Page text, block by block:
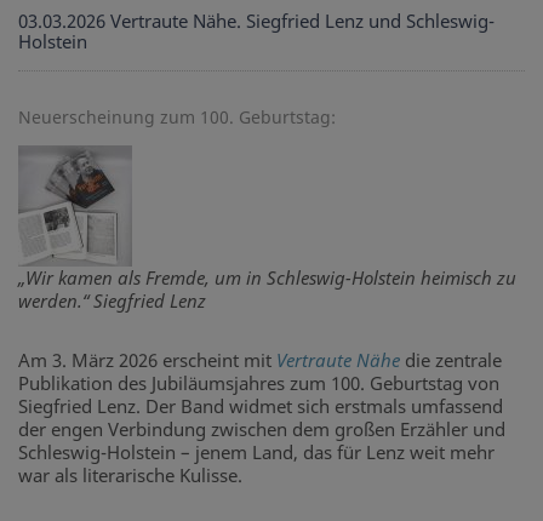
03.03.2026 Vertraute Nähe. Siegfried Lenz und Schleswig-
Holstein
Neuerscheinung zum 100. Geburtstag:
„Wir kamen als Fremde, um in Schleswig-Holstein heimisch zu
werden.“ Siegfried Lenz
Am 3. März 2026 erscheint mit Vertraute Nähe die zentrale
Publikation des Jubiläumsjahres zum 100. Geburtstag von
Siegfried Lenz. Der Band widmet sich erstmals umfassend
der engen Verbindung zwischen dem großen Erzähler und
Schleswig-Holstein – jenem Land, das für Lenz weit mehr
war als literarische Kulisse.